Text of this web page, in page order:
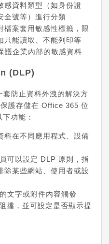
感資料類型（如身份證
全號等）進行分類
檔案套用敏感性標籤，限
只能讀取、不能列印等
護企業內部的敏感資料
(DLP)
防止資料外洩的解決方
護存儲在 Office 365 位
功能：
料在不同應用程式、設備
員可以設定 DLP 原則，指
除某些網站、使用者或設
文字或附件內容觸發
擋，並可設定是否顯示提